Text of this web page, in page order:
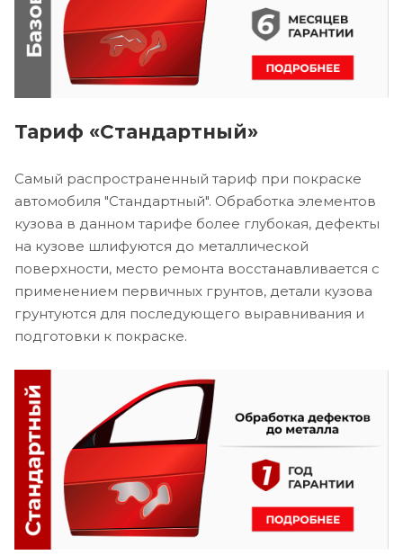
Тариф «Стандартный»
Самый распространенный тариф при покраске
автомобиля "Стандартный". Обработка элементов
кузова в данном тарифе более глубокая, дефекты
на кузове шлифуются до металлической
поверхности, место ремонта восстанавливается с
применением первичных грунтов, детали кузова
грунтуются для последующего выравнивания и
подготовки к покраске.